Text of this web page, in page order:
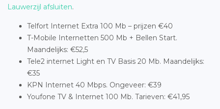
Lauwerzijl afsluiten.
Telfort Internet Extra 100 Mb – prijzen €40
T-Mobile Internetten 500 Mb + Bellen Start.
Maandelijks: €52,5
Tele2 internet Light en TV Basis 20 Mb. Maandelijks:
€35
KPN Internet 40 Mbps. Ongeveer: €39
Youfone TV & Internet 100 Mb. Tarieven: €41,95